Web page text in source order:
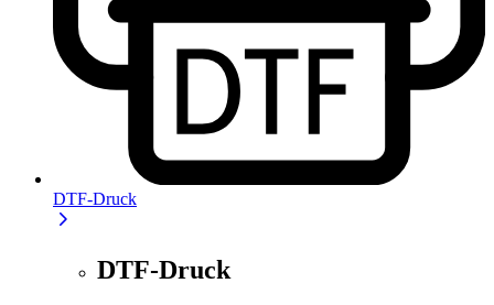
DTF-Druck
DTF-Druck